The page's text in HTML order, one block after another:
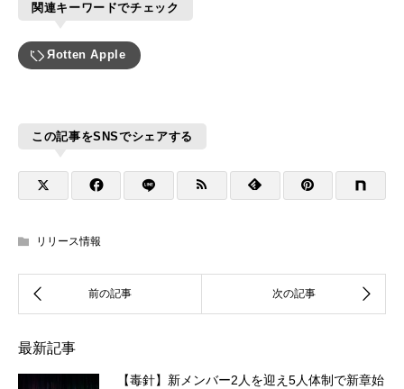
関連キーワードでチェック
Яotten Apple
この記事をSNSでシェアする
リリース情報
最新記事
【毒針】新メンバー2人を迎え5人体制で新章始